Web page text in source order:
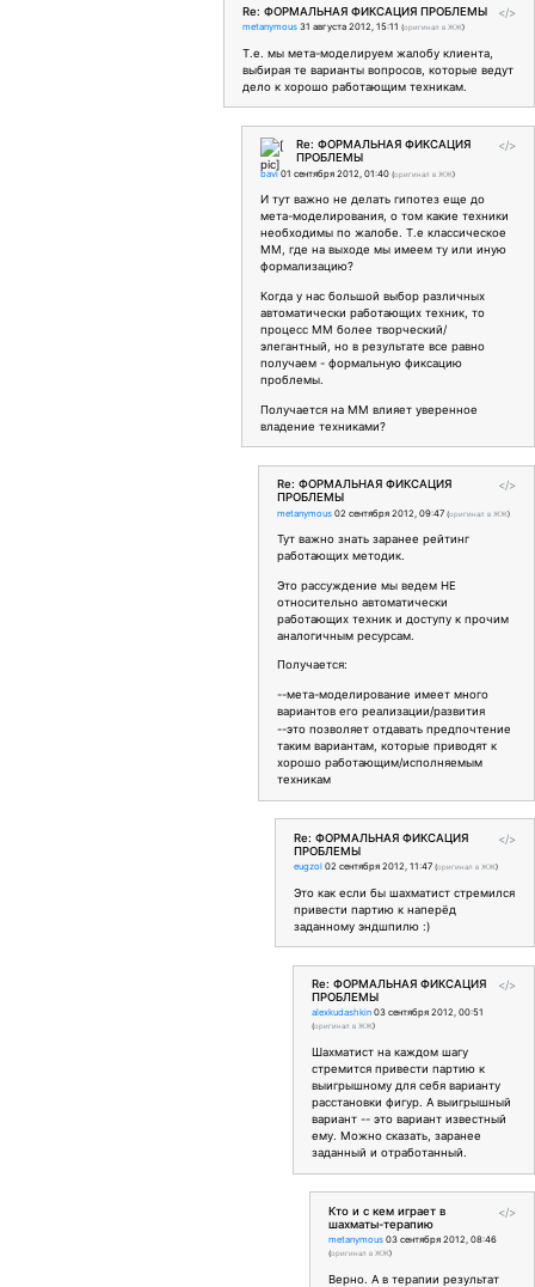
</>
Re: ФОРМАЛЬНАЯ ФИКСАЦИЯ ПРОБЛЕМЫ
metanymous 31 августа 2012, 15:11 (оригинал в ЖЖ)
Т.е. мы мета-моделируем жалобу клиента,
выбирая те варианты вопросов, которые ведут
дело к хорошо работающим техникам.
</>
Re: ФОРМАЛЬНАЯ ФИКСАЦИЯ
ПРОБЛЕМЫ
bavi 01 сентября 2012, 01:40 (оригинал в ЖЖ)
И тут важно не делать гипотез еще до
мета-моделирования, о том какие техники
необходимы по жалобе. Т.е классическое
ММ, где на выходе мы имеем ту или иную
формализацию?
Когда у нас большой выбор различных
автоматически работающих техник, то
процесс ММ более творческий/
элегантный, но в результате все равно
получаем - формальную фиксацию
проблемы.
Получается на ММ влияет уверенное
владение техниками?
</>
Re: ФОРМАЛЬНАЯ ФИКСАЦИЯ
ПРОБЛЕМЫ
metanymous 02 сентября 2012, 09:47 (оригинал в ЖЖ)
Тут важно знать заранее рейтинг
работающих методик.
Это рассуждение мы ведем НЕ
относительно автоматически
работающих техник и доступу к прочим
аналогичным ресурсам.
Получается:
--мета-моделирование имеет много
вариантов его реализации/развития
--это позволяет отдавать предпочтение
таким вариантам, которые приводят к
хорошо работающим/исполняемым
техникам
</>
Re: ФОРМАЛЬНАЯ ФИКСАЦИЯ
ПРОБЛЕМЫ
eugzol 02 сентября 2012, 11:47 (оригинал в ЖЖ)
Это как если бы шахматист стремился
привести партию к наперёд
заданному эндшпилю :)
</>
Re: ФОРМАЛЬНАЯ ФИКСАЦИЯ
ПРОБЛЕМЫ
alexkudashkin 03 сентября 2012, 00:51
(оригинал в ЖЖ)
Шахматист на каждом шагу
стремится привести партию к
выигрышному для себя варианту
расстановки фигур. А выигрышный
вариант -- это вариант известный
ему. Можно сказать, заранее
заданный и отработанный.
</>
Кто и с кем играет в
шахматы-терапию
metanymous 03 сентября 2012, 08:46
(оригинал в ЖЖ)
Верно. А в терапии результат